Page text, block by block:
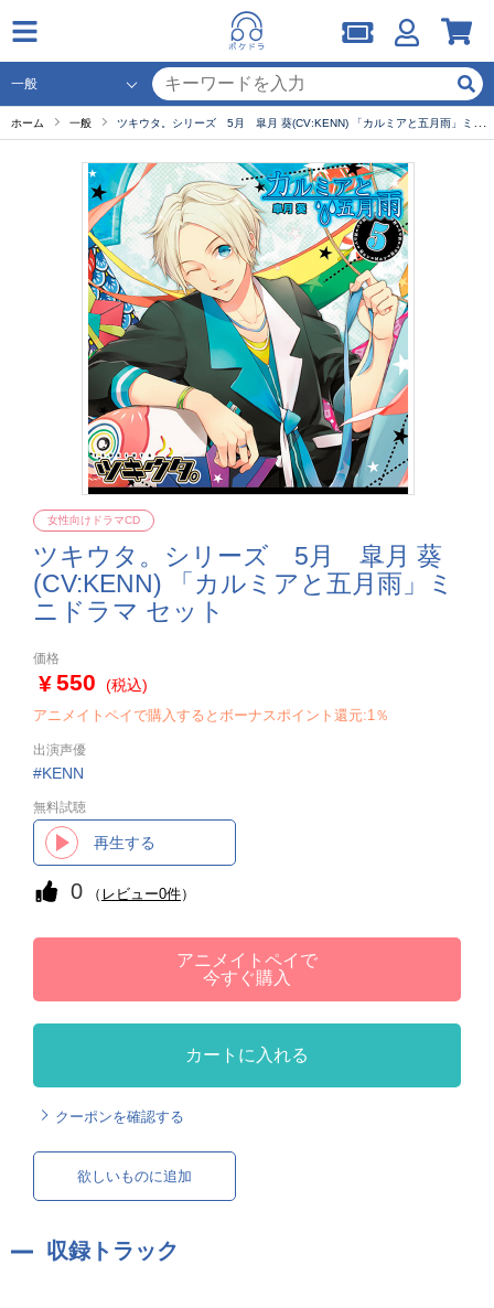
ホーム 一般 ツキウタ。シリーズ 5月 皐月 葵(CV:KENN) 「カルミアと五月雨」ミニドラマ セット
ツキウタ。シリーズ 5月 皐月 葵
(CV:KENN) 「カルミアと五月雨」ミ
ニドラマ セット
女性向けドラマCD
価格
550 (税込)
アニメイトペイで購入するとボーナスポイント還元:1％
出演声優
KENN
無料試聴
再生する
0 （ レビュー0件）
アニメイトペイで
今すぐ購入
カートに入れる
クーポンを確認する
欲しいものに追加
収録トラック